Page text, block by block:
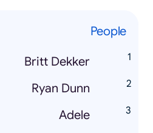
People
Britt Dekker
Ryan Dunn
Adele